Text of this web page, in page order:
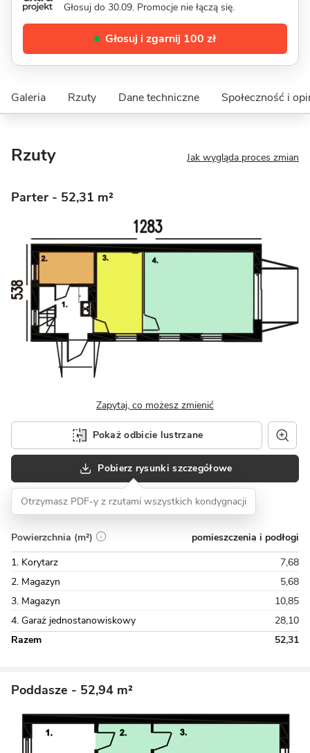
Głosuj do 30.09. Promocje nie łączą się.
Głosuj i zgarnij 100 zł
Galeria Rzuty Dane techniczne Społeczność i
Rzuty Jak wygląda proces zmian
Parter - 52,31 m²
Zapytaj, co możesz zmienić
Pokaż odbicie lustrzane
Pobierz rysunki szczegółowe
Otrzymasz PDF-y z rzutami wszystkich kondygnacji
Powierzchnia (m²)
pomieszczenia i podłogi
1. Korytarz
7,68
2. Magazyn
5,68
3. Magazyn
10,85
4. Garaż jednostanowiskowy
28,10
Razem
52,31
Poddasze - 52,94 m²